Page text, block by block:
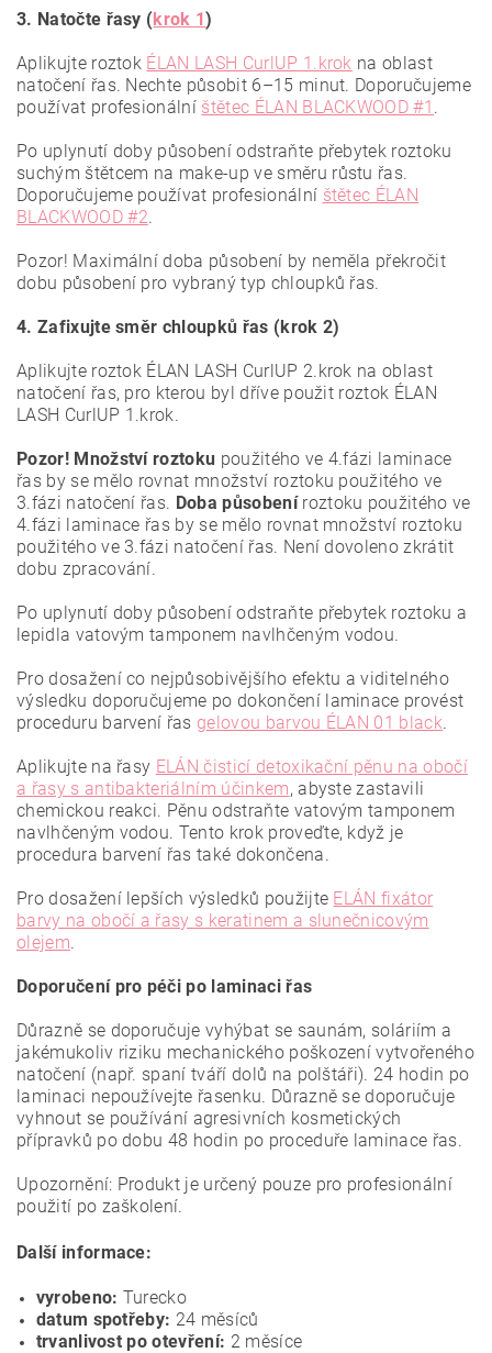
3. Natočte řasy (krok 1)
Aplikujte roztok ÉLAN LASH CurlUP 1.krok na oblast
natočení řas. Nechte působit 6–15 minut. Doporučujeme
používat profesionální štětec ÉLAN BLACKWOOD #1 .
Po uplynutí doby působení odstraňte přebytek roztoku
suchým štětcem na make-up ve směru růstu řas.
Doporučujeme používat profesionální štětec ÉLAN
BLACKWOOD #2.
Pozor! Maximální doba působení by neměla překročit
dobu působení pro vybraný typ chloupků řas.
4. Zafixujte směr chloupků řas (krok 2)
Aplikujte roztok ÉLAN LASH CurlUP 2.krok na oblast
natočení řas, pro kterou byl dříve použit roztok ÉLAN
LASH CurlUP 1.krok.
Pozor! Množství roztoku použitého ve 4.fázi laminace
řas by se mělo rovnat množství roztoku použitého ve
3.fázi natočení řas. Doba působeníroztoku použitého ve
4.fázi laminace řas by se mělo rovnat množství roztoku
použitého ve 3.fázi natočení řas. Není dovoleno zkrátit
dobu zpracování.
Po uplynutí doby působení odstraňte přebytek roztoku a
lepidla vatovým tamponem navlhčeným vodou.
Pro dosažení co nejpůsobivějšího efektu a viditelného
výsledku doporučujeme po dokončení laminace provést
proceduru barvení řas gelovou barvou ÉLAN 01 black.
Aplikujte na řasy ELÁN čisticí detoxikační pěnu na obočí
a řasy s antibakteriálním účinkem, abyste zastavili
chemickou reakci. Pěnu odstraňte vatovým tamponem
navlhčeným vodou. Tento krok proveďte, když je
procedura barvení řas také dokončena.
Pro dosažení lepších výsledků použijte ELÁN fixátor
barvy na obočí a řasy s keratinem a slunečnicovým
olejem.
Doporučení pro péči po laminaci řas
Důrazně se doporučuje vyhýbat se saunám, soláriím a
jakémukoliv riziku mechanického poškození vytvořeného
natočení (např. spaní tváří dolů na polštáři). 24 hodin po
laminaci nepoužívejte řasenku. Důrazně se doporučuje
vyhnout se používání agresivních kosmetických
přípravků po dobu 48 hodin po proceduře laminace řas.
Upozornění: Produkt je určený pouze pro profesionální
použití po zaškolení.
Další informace:
vyrobeno: Turecko
datum spotřeby: 24 měsíců
trvanlivost po otevření: 2 měsíce